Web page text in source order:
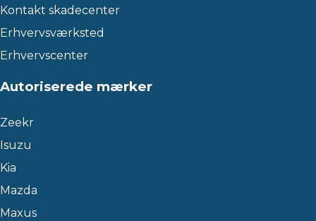
Kontakt skadecenter
Erhvervsværksted
Erhvervscenter
Autoriserede mærker
Zeekr
Isuzu
Kia
Mazda
Maxus